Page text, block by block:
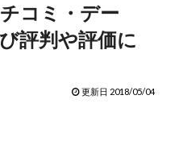
コミ・デー
評判や評価に
更新日 2018/05/04